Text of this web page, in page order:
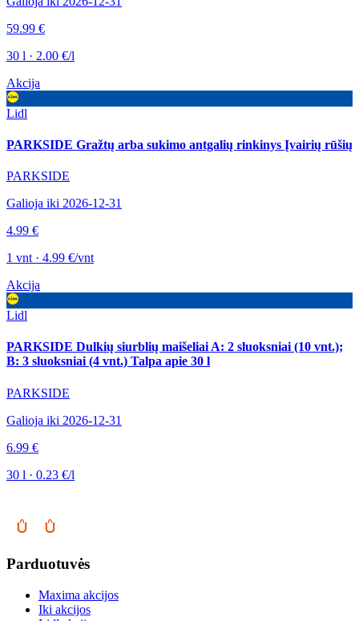
59.99 €
30 l · 2.00 €/l
Akcija
Lidl
PARKSIDE Gražtų arba sukimo antgalių rinkinys Įvairių rūšių
PARKSIDE
Galioja iki 2026-12-31
4.99 €
1 vnt · 4.99 €/vnt
Akcija
Lidl
PARKSIDE Dulkių siurblių maišeliai A: 2 sluoksniai (10 vnt.);
B: 3 sluoksniai (4 vnt.) Talpa apie 30 l
PARKSIDE
Galioja iki 2026-12-31
6.99 €
30 l · 0.23 €/l
Parduotuvės
Maxima akcijos
Iki akcijos